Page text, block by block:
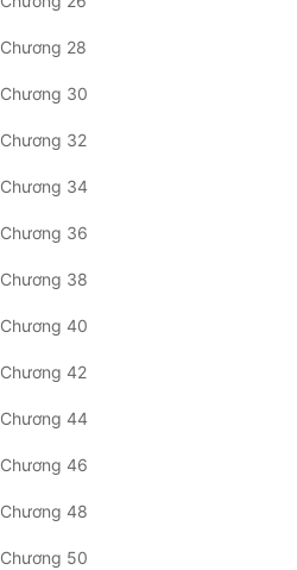
Chương 28
Chương 30
Chương 32
Chương 34
Chương 36
Chương 38
Chương 40
Chương 42
Chương 44
Chương 46
Chương 48
Chương 50